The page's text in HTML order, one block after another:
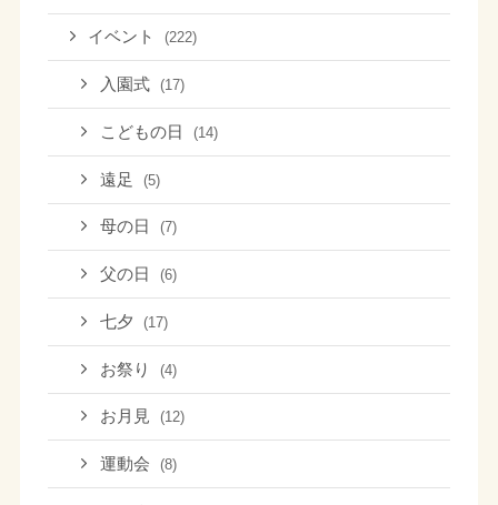
イベント (222)
入園式 (17)
こどもの日 (14)
遠足 (5)
母の日 (7)
父の日 (6)
七夕 (17)
お祭り (4)
お月見 (12)
運動会 (8)